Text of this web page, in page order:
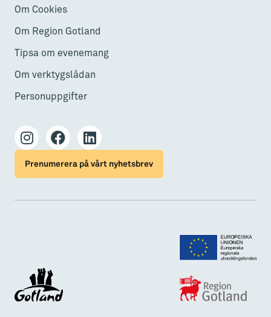
Om Cookies
Om Region Gotland
Tipsa om evenemang
Om verktygslådan
Personuppgifter
Prenumerera på vårt nyhetsbrev